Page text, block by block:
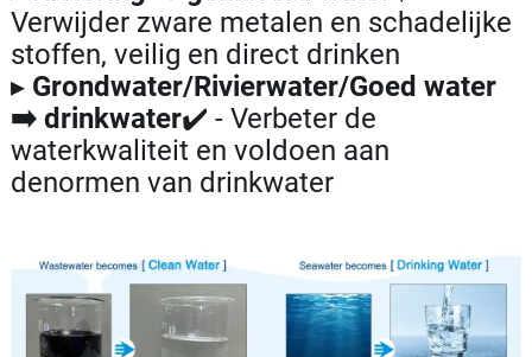
Verwijder zware metalen en schadelijke
stoffen, veilig en direct drinken
▸ Grondwater/Rivierwater/Goed water
➡️ drinkwater✔️ - Verbeter de
waterkwaliteit en voldoen aan
denormen van drinkwater